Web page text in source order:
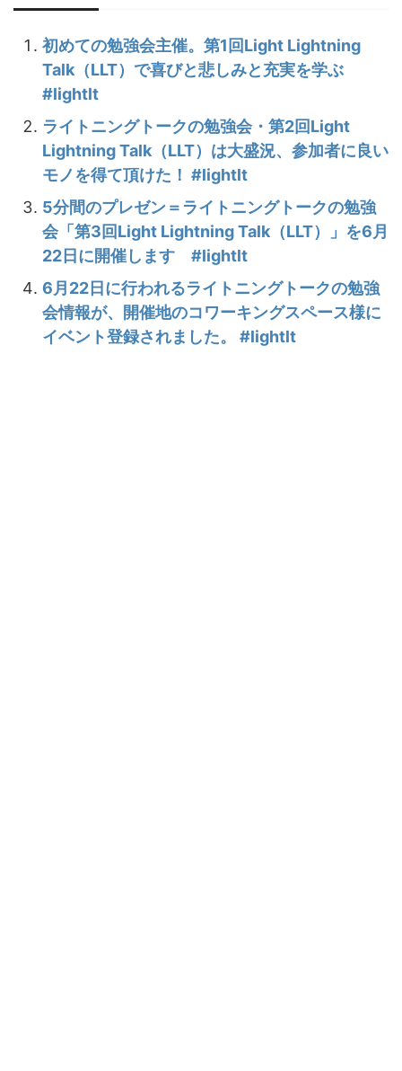
初めての勉強会主催。第1回Light Lightning
Talk（LLT）で喜びと悲しみと充実を学ぶ
#lightlt
ライトニングトークの勉強会・第2回Light
Lightning Talk（LLT）は大盛況、参加者に良い
モノを得て頂けた！ #lightlt
5分間のプレゼン＝ライトニングトークの勉強
会「第3回Light Lightning Talk（LLT）」を6月
22日に開催します #lightlt
6月22日に行われるライトニングトークの勉強
会情報が、開催地のコワーキングスペース様に
イベント登録されました。 #lightlt